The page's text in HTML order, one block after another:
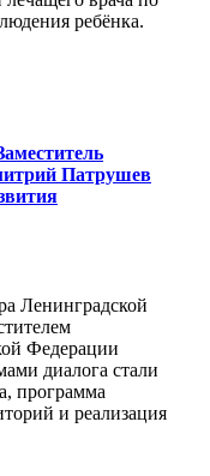
ребёнка.
Патрушев
Ленинградской
Федерации
диалога стали
программа
и реализация